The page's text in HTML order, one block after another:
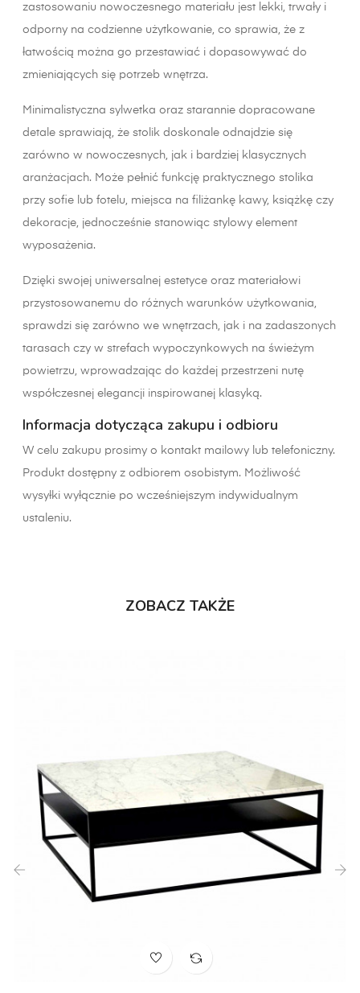
zastosowaniu nowoczesnego materiału jest lekki, trwały i
odporny na codzienne użytkowanie, co sprawia, że z
łatwością można go przestawiać i dopasowywać do
zmieniających się potrzeb wnętrza.
Minimalistyczna sylwetka oraz starannie dopracowane
detale sprawiają, że stolik doskonale odnajdzie się
zarówno w nowoczesnych, jak i bardziej klasycznych
aranżacjach. Może pełnić funkcję praktycznego stolika
przy sofie lub fotelu, miejsca na filiżankę kawy, książkę czy
dekoracje, jednocześnie stanowiąc stylowy element
wyposażenia.
Dzięki swojej uniwersalnej estetyce oraz materiałowi
przystosowanemu do różnych warunków użytkowania,
sprawdzi się zarówno we wnętrzach, jak i na zadaszonych
tarasach czy w strefach wypoczynkowych na świeżym
powietrzu, wprowadzając do każdej przestrzeni nutę
współczesnej elegancji inspirowanej klasyką.
Informacja dotycząca zakupu i odbioru
W celu zakupu prosimy o kontakt mailowy lub telefoniczny.
Produkt dostępny z odbiorem osobistym. Możliwość
wysyłki wyłącznie po wcześniejszym indywidualnym
ustaleniu.
ZOBACZ TAKŻE